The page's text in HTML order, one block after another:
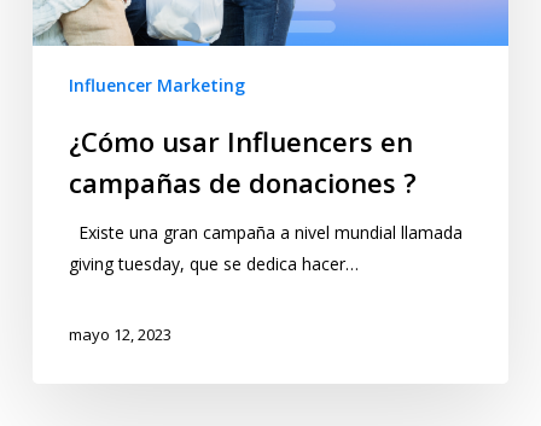
Influencer Marketing
¿Cómo usar Influencers en
campañas de donaciones ?
Existe una gran campaña a nivel mundial llamada
giving tuesday, que se dedica hacer…
mayo 12, 2023